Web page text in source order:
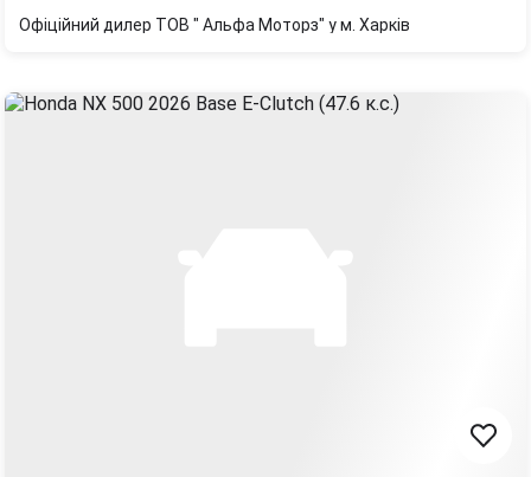
Офіційний дилер ТОВ " Альфа Моторз" у м. Харків